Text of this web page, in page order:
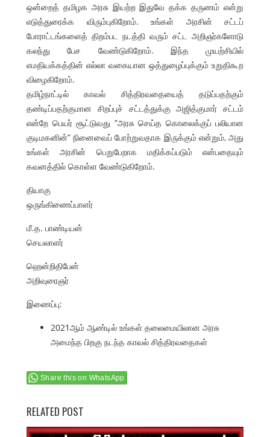
ஒன்றைத் தமிழக அரசு இயற்ற இதுவே தக்க தருணம் என்று
எடுத்துரைக்க விரும்புகிறோம். உங்கள் அரசின் சட்டப்
போராட்டங்களைத் திறம்பட நடத்தி வரும் சட்ட அறிஞர்களோடு
கலந்து பேச வேண்டுகிறோம். இந்த முயற்சியில்
எமதியக்கத்தின் எல்லா வகையான ஒத்துழைப்புக்கும் உறுதிகூற
விழைகிறோம்.
தமிழ்நாட்டில் காவல் சித்திரவதையைத் தடுப்பதற்கும்
தண்டிப்பதற்குமான சிறப்புச் சட்டத்துக்கு அஜித்குமார் சட்டம்
என்றே பெயர் சூட்டுவது ”அரசு செய்த கொலைக்குப் பலியான
குடிமகனின்” நினைவைப் போற்றுவதாக இருக்கும் என்றும், அது
உங்கள் அரசின் பெறுபேறாக மதிக்கப்படும் என்பதையும்
கவனத்தில் கொள்ள வேண்டுகிறோம்.
தியாகு
ஒருங்கிணைப்பாளர்
மீ.த. பாண்டியன்
செயலாளர்
ஹென்றிதிபேன்
அறிவுரைஞர்
இணைப்பு:
2021ஆம் ஆண்டில் உங்கள் தலைமையிலான அரசு
அமைந்த பிறகு நடந்த காவல் சித்திரவதைகள்
Share this on WhatsApp
RELATED POST